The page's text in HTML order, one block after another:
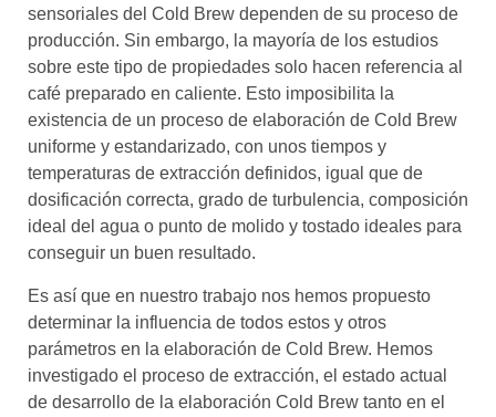
sensoriales del Cold Brew dependen de su proceso de
producción. Sin embargo, la mayoría de los estudios
sobre este tipo de propiedades solo hacen referencia al
café preparado en caliente. Esto imposibilita la
existencia de un proceso de elaboración de Cold Brew
uniforme y estandarizado, con unos tiempos y
temperaturas de extracción definidos, igual que de
dosificación correcta, grado de turbulencia, composición
ideal del agua o punto de molido y tostado ideales para
conseguir un buen resultado.
Es así que en nuestro trabajo nos hemos propuesto
determinar la influencia de todos estos y otros
parámetros en la elaboración de Cold Brew. Hemos
investigado el proceso de extracción, el estado actual
de desarrollo de la elaboración Cold Brew tanto en el